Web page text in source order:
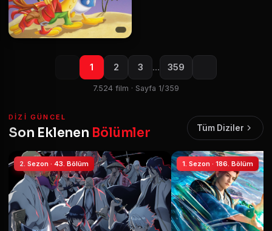
1 2 3 … 359
7.524 film · Sayfa 1/359
DIZI GÜNCEL
Son Eklenen Bölümler Tüm Diziler
2. Sezon · 43. Bölüm 1. Sezon · 186. Bölüm